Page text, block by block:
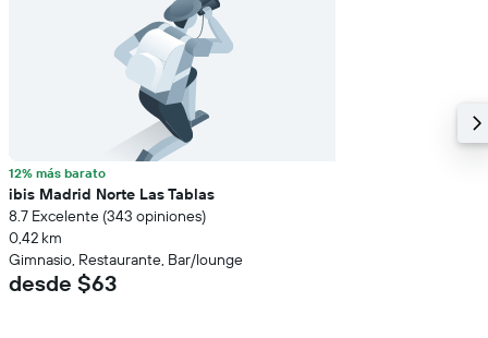
12% más barato
ibis Madrid Norte Las Tablas
8.7 Excelente (343 opiniones)
0,42 km
Gimnasio, Restaurante, Bar/lounge
desde $63